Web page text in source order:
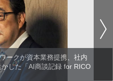
ークが資本業務提携、社内
した「AI商談記録 for RICO